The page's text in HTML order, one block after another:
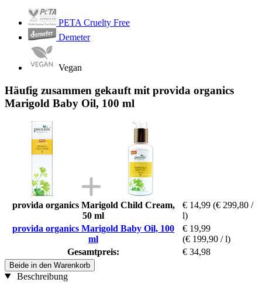
PETA Cruelty Free
Demeter
Vegan
Häufig zusammen gekauft mit provida organics
Marigold Baby Oil, 100 ml
provida organics Marigold Child Cream,
50 ml
€ 14,99 (€ 299,80 /
l)
provida organics Marigold Baby Oil, 100
ml
€ 19,99
(€ 199,90 / l)
Gesamtpreis:
€ 34,98
Beide in den Warenkorb
Beschreibung